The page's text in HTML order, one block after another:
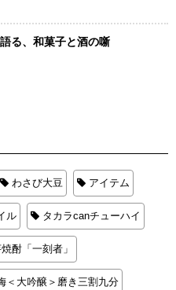
る、和菓子と酒の噺
わさび大豆 アイテム
ル タカラcanチューハイ
酎「一刻者」
＜大吟醸＞磨き三割九分